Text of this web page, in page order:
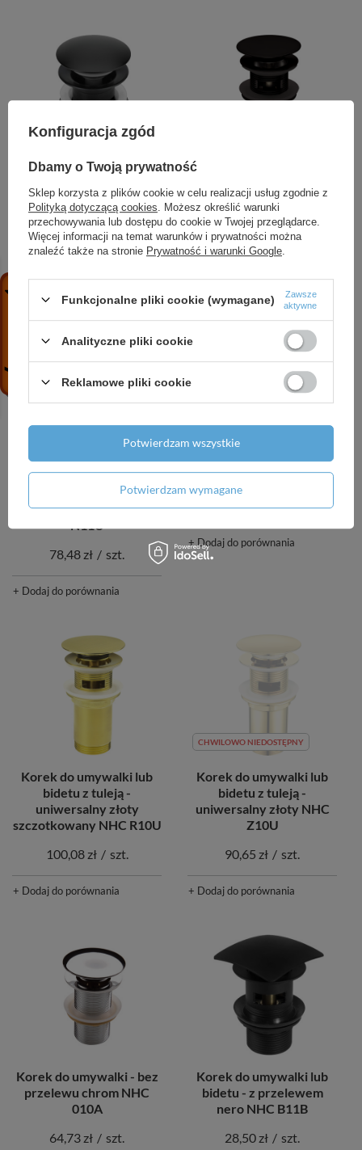
Korek do umywalki lub
bidetu - z przelewem
nero NHC N10P
28,73 zł / szt.
bidetu z tuleją -
uniwersalny nero NHC
N10U
78,48 zł / szt.
+ Dodaj do porównania
Korek do umywalki lub
bidetu z tuleją -
uniwersalny nero NHC
N11U
78,48 zł / szt.
+ Dodaj do porównania
Korek do brodzika
59,92 zł / szt.
+ Dodaj do porównania
Korek do umywalki lub
bidetu z tuleją -
uniwersalny złoty
szczotkowany NHC R10U
100,08 zł / szt.
+ Dodaj do porównania
CHWILOWO NIEDOSTĘPNY
Korek do umywalki lub
bidetu z tuleją -
uniwersalny złoty NHC
Z10U
90,65 zł / szt.
+ Dodaj do porównania
Korek do umywalki - bez
przelewu chrom NHC
010A
64,73 zł / szt.
Korek do umywalki lub
bidetu - z przelewem
nero NHC B11B
28,50 zł / szt.
Konfiguracja zgód
Dbamy o Twoją prywatność
Sklep korzysta z plików cookie w celu realizacji usług zgodnie z
Polityką dotyczącą cookies . Możesz określić warunki
przechowywania lub dostępu do cookie w Twojej przeglądarce.
Więcej informacji na temat warunków i prywatności można
znaleźć także na stronie Prywatność i warunki Google
Funkcjonalne pliki cookie (wymagane)
Zawsze
aktywne
Analityczne pliki cookie
Reklamowe pliki cookie
Potwierdzam wymagane
Potwierdzam wszystkie